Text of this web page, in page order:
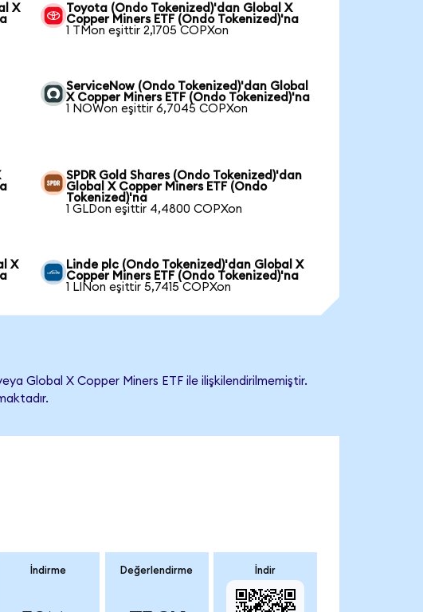
X
Toyota (Ondo Tokenized)'dan Global X
Copper Miners ETF (Ondo Tokenized)'na
1 TMon eşittir 2,1705 COPXon
ServiceNow (Ondo Tokenized)'dan Global
X Copper Miners ETF (Ondo Tokenized)'na
1 NOWon eşittir 6,7045 COPXon
SPDR Gold Shares (Ondo Tokenized)'dan
Global X Copper Miners ETF (Ondo
Tokenized)'na
1 GLDon eşittir 4,4800 COPXon
X
Linde plc (Ondo Tokenized)'dan Global X
Copper Miners ETF (Ondo Tokenized)'na
1 LINon eşittir 5,7415 COPXon
Global X Copper Miners ETF ile ilişkilendirilmemiştir.
İndirme Değerlendirme İndir